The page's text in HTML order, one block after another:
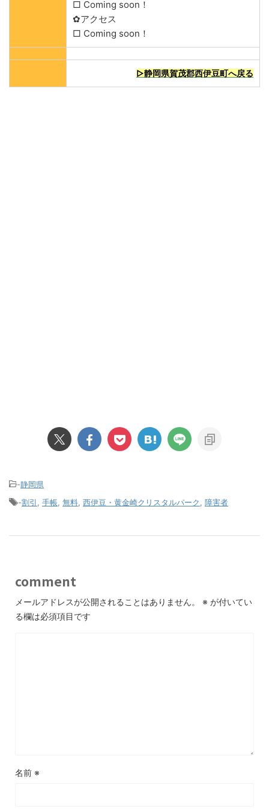
□ Coming soon！
✿アクセス
□ Coming soon！
▷静岡県賀茂郡西伊豆町へ戻る
-静岡県
-割引 手帳 無料 西伊豆・黄金崎クリスタルパーク 障害者
comment
メールアドレスが公開されることはありません。 ※ が付いてい
る欄は必須項目です
名前 ※